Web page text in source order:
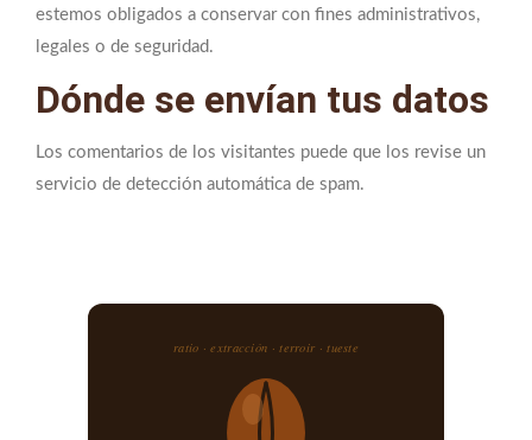
estemos obligados a conservar con fines administrativos,
legales o de seguridad.
Dónde se envían tus datos
Los comentarios de los visitantes puede que los revise un
servicio de detección automática de spam.
ratio · extracción · terroir · tueste